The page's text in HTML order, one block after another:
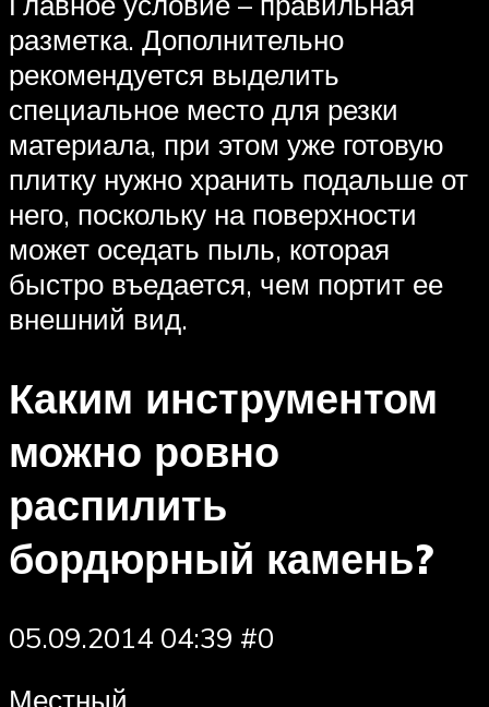
разметка. Дополнительно
рекомендуется выделить
специальное место для резки
материала, при этом уже готовую
плитку нужно хранить подальше от
него, поскольку на поверхности
может оседать пыль, которая
быстро въедается, чем портит ее
внешний вид.
Каким инструментом
можно ровно
распилить
бордюрный камень?
05.09.2014 04:39 #0
Местный